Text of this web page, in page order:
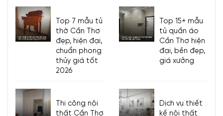
Top 7 mẫu tủ
thờ Cần Thơ
đẹp, hiện đại,
chuẩn phong
thủy giá tốt
2026
Top 15+ mẫu
tủ quần áo
Cần Thơ hiện
đại, bền đẹp,
giá xưởng
Thi công nội
thất Cần Thơ
Dịch vụ thiết
kế nội thất